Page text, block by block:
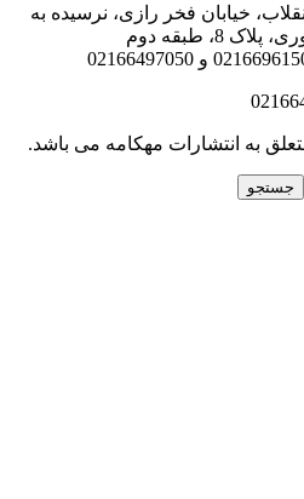
خیابان فخر رازی، نرسیده به
8، طبقه دوم
و 02166497050
به انتشارات مهکامه می باشد.
جستجو